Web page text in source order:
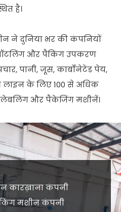
है।
ने दुनिया भर की कंपनियों
और पैकिंग उपकरण
पानी, जूस, कार्बोनेटेड पेय,
के लिए 100 से अधिक
लेबलिंग और पैकेजिंग मशीनें।
कारख़ाना कंपनी
किंग मशीन कंपनी